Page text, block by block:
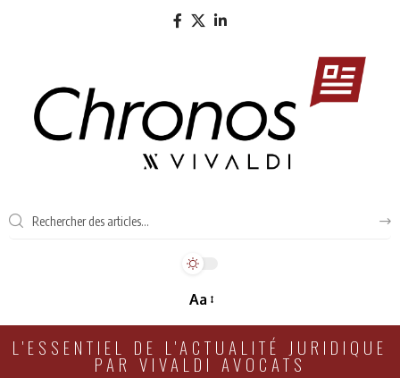
Aa
L'ESSENTIEL DE L'ACTUALITÉ JURIDIQUE
PAR VIVALDI AVOCATS